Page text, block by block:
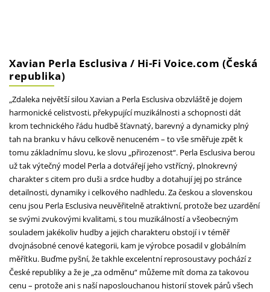
Xavian Perla Esclusiva / Hi-Fi Voice.com (Česká
republika)
„Zdaleka největší silou Xavian a Perla Esclusiva obzvláště je dojem
harmonické celistvosti, překypující muzikálnosti a schopnosti dát
krom technického řádu hudbě šťavnatý, barevný a dynamicky plný
tah na branku v hávu celkově nenuceném – to vše směřuje zpět k
tomu základnímu slovu, ke slovu „přirozenost“. Perla Esclusiva berou
už tak výtečný model Perla a dotvářejí jeho vstřícný, plnokrevný
charakter s citem pro duši a srdce hudby a dotahují jej po stránce
detailnosti, dynamiky i celkového nadhledu. Za českou a slovenskou
cenu jsou Perla Esclusiva neuvěřitelně atraktivní, protože bez uzardění
se svými zvukovými kvalitami, s tou muzikálností a všeobecným
souladem jakékoliv hudby a jejich charakteru obstojí i v téměř
dvojnásobné cenové kategorii, kam je výrobce posadil v globálním
měřítku. Buďme pyšní, že takhle excelentní reprosoustavy pochází z
České republiky a že je „za odměnu“ můžeme mít doma za takovou
cenu – protože ani s naší naposlouchanou historií stovek párů všech